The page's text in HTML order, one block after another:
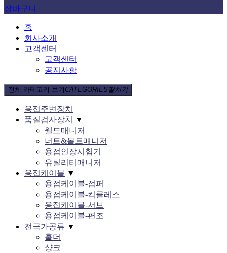
장바구니
홈
회사소개
고객센터
고객센터
공지사항
전체 카테고리 보기 CATEGORIES펼치기
용접주변장치
품질검사장치
▼
웰드매니저
너트&볼트매니저
용접인장시험기
유틸리티매니저
용접케이블 ▼
용접케이블-점퍼
용접케이블-킥클레스
용접케이블-서브
용접케이블-편조
전극가공류 ▼
홀더
샹크